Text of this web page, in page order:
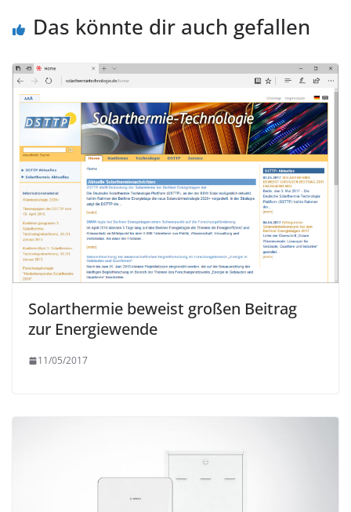
Das könnte dir auch gefallen
Solarthermie beweist großen Beitrag
zur Energiewende
11/05/2017